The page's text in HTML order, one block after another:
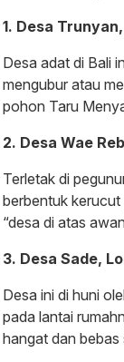
1. Desa
Desa adat di Bali
mengubur atau
pohon Taru
2. Desa Wae
Terletak di
berbentuk kerucut
“desa di atas
3. Desa Sade,
Desa ini di huni
pada lantai
hangat dan bebas